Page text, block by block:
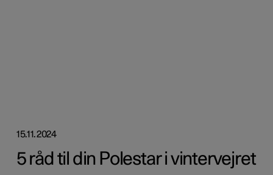
15.11.2024
5 råd til din Polestar i vintervejret